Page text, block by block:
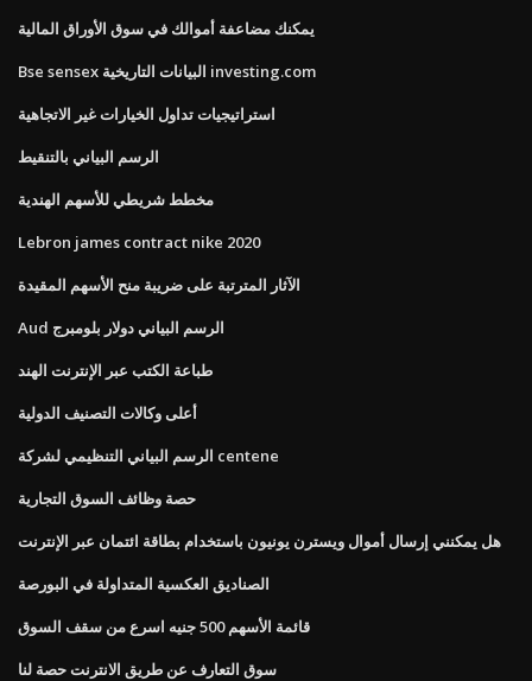
يمكنك مضاعفة أموالك في سوق الأوراق المالية
Bse sensex البيانات التاريخية investing.com
استراتيجيات تداول الخيارات غير الاتجاهية
الرسم البياني بالتنقيط
مخطط شريطي للأسهم الهندية
Lebron james contract nike 2020
الآثار المترتبة على ضريبة منح الأسهم المقيدة
Aud الرسم البياني دولار بلومبرج
طباعة الكتب عبر الإنترنت الهند
أعلى وكالات التصنيف الدولية
الرسم البياني التنظيمي لشركة centene
حصة وظائف السوق التجارية
هل يمكنني إرسال أموال ويسترن يونيون باستخدام بطاقة ائتمان عبر الإنترنت
الصناديق العكسية المتداولة في البورصة
قائمة الأسهم 500 جنيه اسرع من سقف السوق
سوق التعارف عن طريق الانترنت حصة لنا